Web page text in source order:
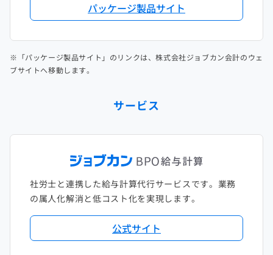
パッケージ製品サイト
※「パッケージ製品サイト」のリンクは、株式会社ジョブカン会計のウェ
ブサイトへ移動します。
サービス
社労士と連携した給与計算代行サービスです。業務
の属人化解消と低コスト化を実現します。
公式サイト